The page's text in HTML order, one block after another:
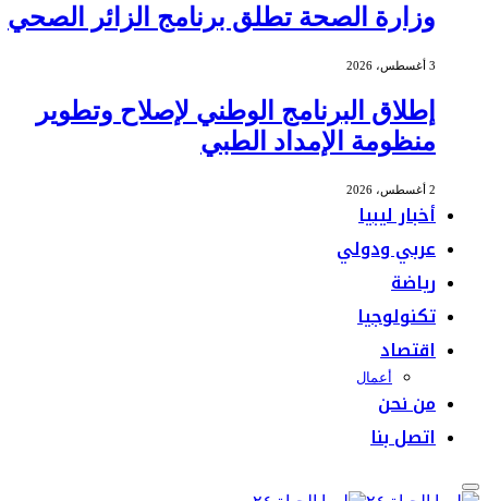
وزارة الصحة تطلق برنامج الزائر الصحي
إطلاق البرنامج الوطني لإصلاح وتطوير
منظومة الإمداد الطبي
أخبار ليبيا
عربي ودولي
رياضة
تكنولوجيا
اقتصاد
أعمال
من نحن
اتصل بنا